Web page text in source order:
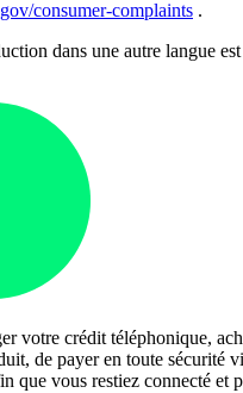
consumer-complaints .
dans une autre langue
votre crédit téléphonique,
de payer en toute sécurité
que vous restiez connecté et